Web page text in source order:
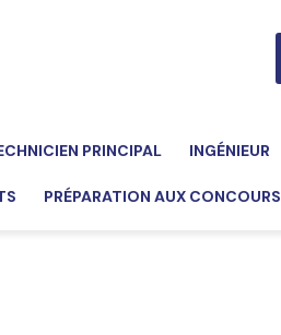
PRINCIPAL INGÉNIEUR
PRÉPARATION AUX CONCOURS